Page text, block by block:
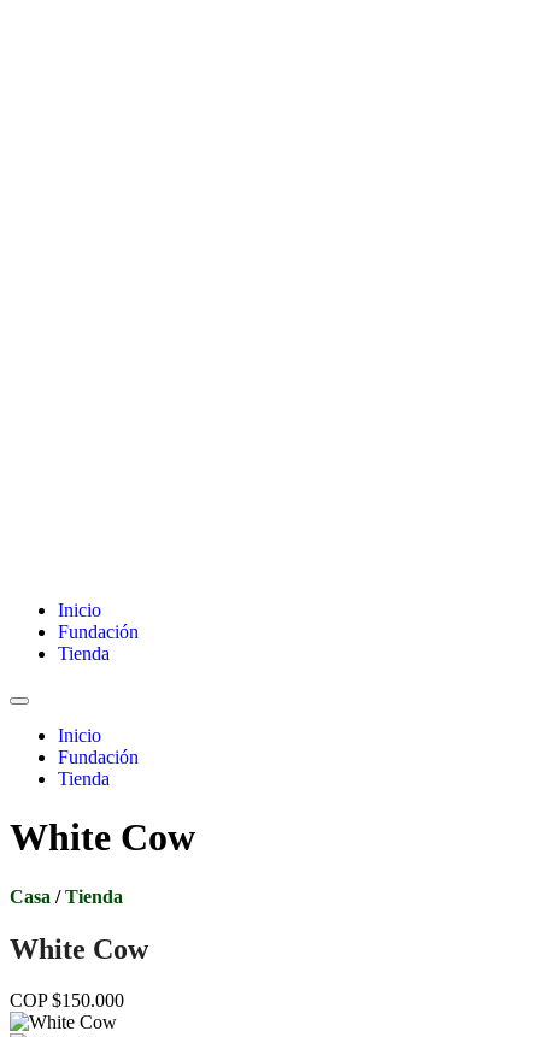
Inicio
Fundación
Tienda
Inicio
Fundación
Tienda
White Cow
Casa /Tienda
White Cow
COP $150.000